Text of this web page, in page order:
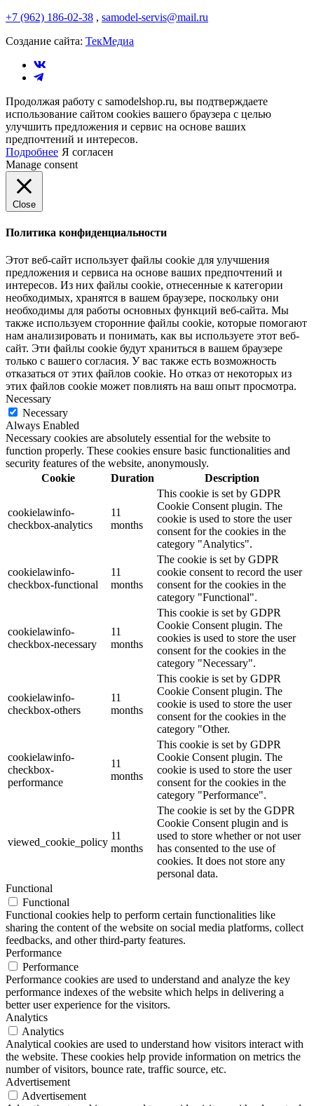
+7 (962) 186-02-38 , samodel-servis@mail.ru
Создание сайта: ТекМедиа
Продолжая работу с samodelshop.ru, вы подтверждаете
использование сайтом cookies вашего браузера с целью
улучшить предложения и сервис на основе ваших
предпочтений и интересов.
Подробнее Я согласен
Manage consent
Close
Политика конфиденциальности
Этот веб-сайт использует файлы cookie для улучшения
предложения и сервиса на основе ваших предпочтений и
интересов. Из них файлы cookie, отнесенные к категории
необходимых, хранятся в вашем браузере, поскольку они
необходимы для работы основных функций веб-сайта. Мы
также используем сторонние файлы cookie, которые помогают
нам анализировать и понимать, как вы используете этот веб-
сайт. Эти файлы cookie будут храниться в вашем браузере
только с вашего согласия. У вас также есть возможность
отказаться от этих файлов cookie. Но отказ от некоторых из
этих файлов cookie может повлиять на ваш опыт просмотра.
Necessary
Necessary
Always Enabled
Necessary cookies are absolutely essential for the website to
function properly. These cookies ensure basic functionalities and
security features of the website, anonymously.
Cookie
Duration Description
cookielawinfo-
checkbox-analytics
11
months
This cookie is set by GDPR
Cookie Consent plugin. The
cookie is used to store the user
consent for the cookies in the
category "Analytics".
cookielawinfo-
checkbox-functional
11
months
The cookie is set by GDPR
cookie consent to record the user
consent for the cookies in the
category "Functional".
cookielawinfo-
checkbox-necessary
11
months
This cookie is set by GDPR
Cookie Consent plugin. The
cookies is used to store the user
consent for the cookies in the
category "Necessary".
cookielawinfo-
checkbox-others
11
months
This cookie is set by GDPR
Cookie Consent plugin. The
cookie is used to store the user
consent for the cookies in the
category "Other.
cookielawinfo-
checkbox-
performance
11
months
This cookie is set by GDPR
Cookie Consent plugin. The
cookie is used to store the user
consent for the cookies in the
category "Performance".
viewed_cookie_policy
11
months
The cookie is set by the GDPR
Cookie Consent plugin and is
used to store whether or not user
has consented to the use of
cookies. It does not store any
personal data.
Functional
Functional
Functional cookies help to perform certain functionalities like
sharing the content of the website on social media platforms, collect
feedbacks, and other third-party features.
Performance
Performance
Performance cookies are used to understand and analyze the key
performance indexes of the website which helps in delivering a
better user experience for the visitors.
Analytics
Analytics
Analytical cookies are used to understand how visitors interact with
the website. These cookies help provide information on metrics the
number of visitors, bounce rate, traffic source, etc.
Advertisement
Advertisement